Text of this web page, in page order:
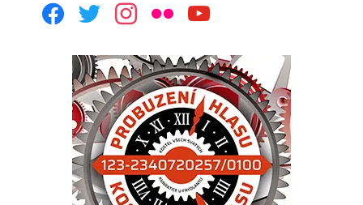
facebooktwitterinstagram
flickr youtube